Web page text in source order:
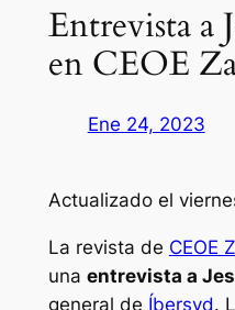
Entrevista a
en CEOE
Ene 24, 2023
Actualizado el
La revista de CEOE
una entrevista a
general de Íbersyd.